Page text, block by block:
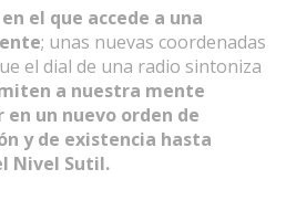
en el que accede a una
; unas nuevas coordenadas
el dial de una radio sintoniza
a nuestra mente
un nuevo orden de
y de existencia hasta
Nivel Sutil.